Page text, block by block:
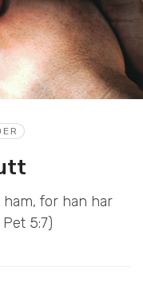
ham, for han har
5:7)